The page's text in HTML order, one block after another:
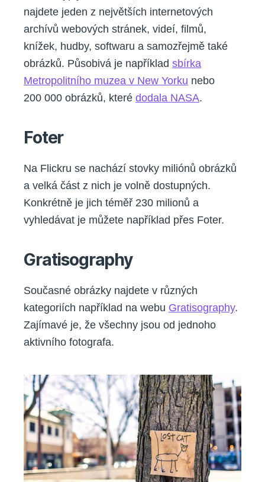
najdete jeden z největších internetových
archívů webových stránek, videí, filmů,
knížek, hudby, softwaru a samozřejmě také
obrázků. Působivá je například sbírka
Metropolitního muzea v New Yorku nebo
200 000 obrázků, které dodala NASA.
Foter
Na Flickru se nachází stovky miliónů obrázků
a velká část z nich je volně dostupných.
Konkrétně je jich téměř 230 milionů a
vyhledávat je můžete například přes Foter.
Gratisography
Současné obrázky najdete v různých
kategoriích například na webu Gratisography.
Zajímavé je, že všechny jsou od jednoho
aktivního fotografa.